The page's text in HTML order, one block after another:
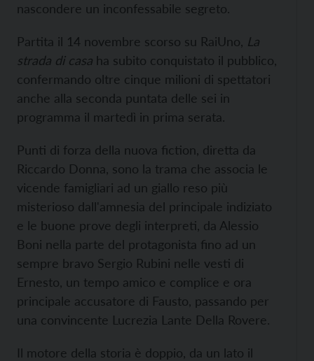
nascondere un inconfessabile segreto.
Partita il 14 novembre scorso su RaiUno, La
strada di casa ha subito conquistato il pubblico,
confermando oltre cinque milioni di spettatori
anche alla seconda puntata delle sei in
programma il martedì in prima serata.
Punti di forza della nuova fiction, diretta da
Riccardo Donna, sono la trama che associa le
vicende famigliari ad un giallo reso più
misterioso dall'amnesia del principale indiziato
e le buone prove degli interpreti, da Alessio
Boni nella parte del protagonista fino ad un
sempre bravo Sergio Rubini nelle vesti di
Ernesto, un tempo amico e complice e ora
principale accusatore di Fausto, passando per
una convincente Lucrezia Lante Della Rovere.
Il motore della storia è doppio, da un lato il